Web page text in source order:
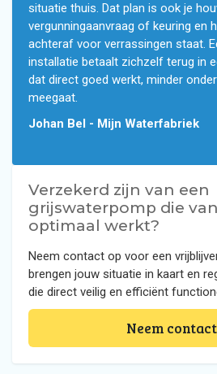
situatie thuis. Dat plan is ook je
vergunningaanvraag of keuring en
achteraf voor verrassingen staat.
installatie betaalt zichzelf terug in
dat direct goed werkt, minder
meegaat.
Johan Bel - Mijn Waterfabriek
Verzekerd zijn van een
grijswaterpomp die
optimaal werkt?
Neem contact op voor een
brengen jouw situatie in kaart en
die direct veilig en efficiënt
Neem